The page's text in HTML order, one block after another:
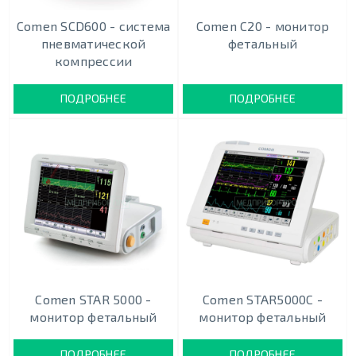
Comen SCD600 - система
пневматической
компрессии
ПОДРОБНЕЕ
Comen C20 - монитор
фетальный
ПОДРОБНЕЕ
Comen STAR 5000 -
монитор фетальный
Comen STAR5000C -
монитор фетальный